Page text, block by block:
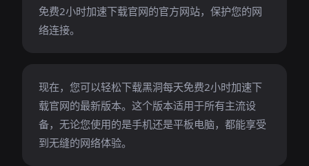
免费2小时加速下载官网的官方网站，保护您的网
络连接。
现在，您可以轻松下载黑洞每天免费2小时加速下
载官网的最新版本。这个版本适用于所有主流设
备，无论您使用的是手机还是平板电脑，都能享受
到无缝的网络体验。